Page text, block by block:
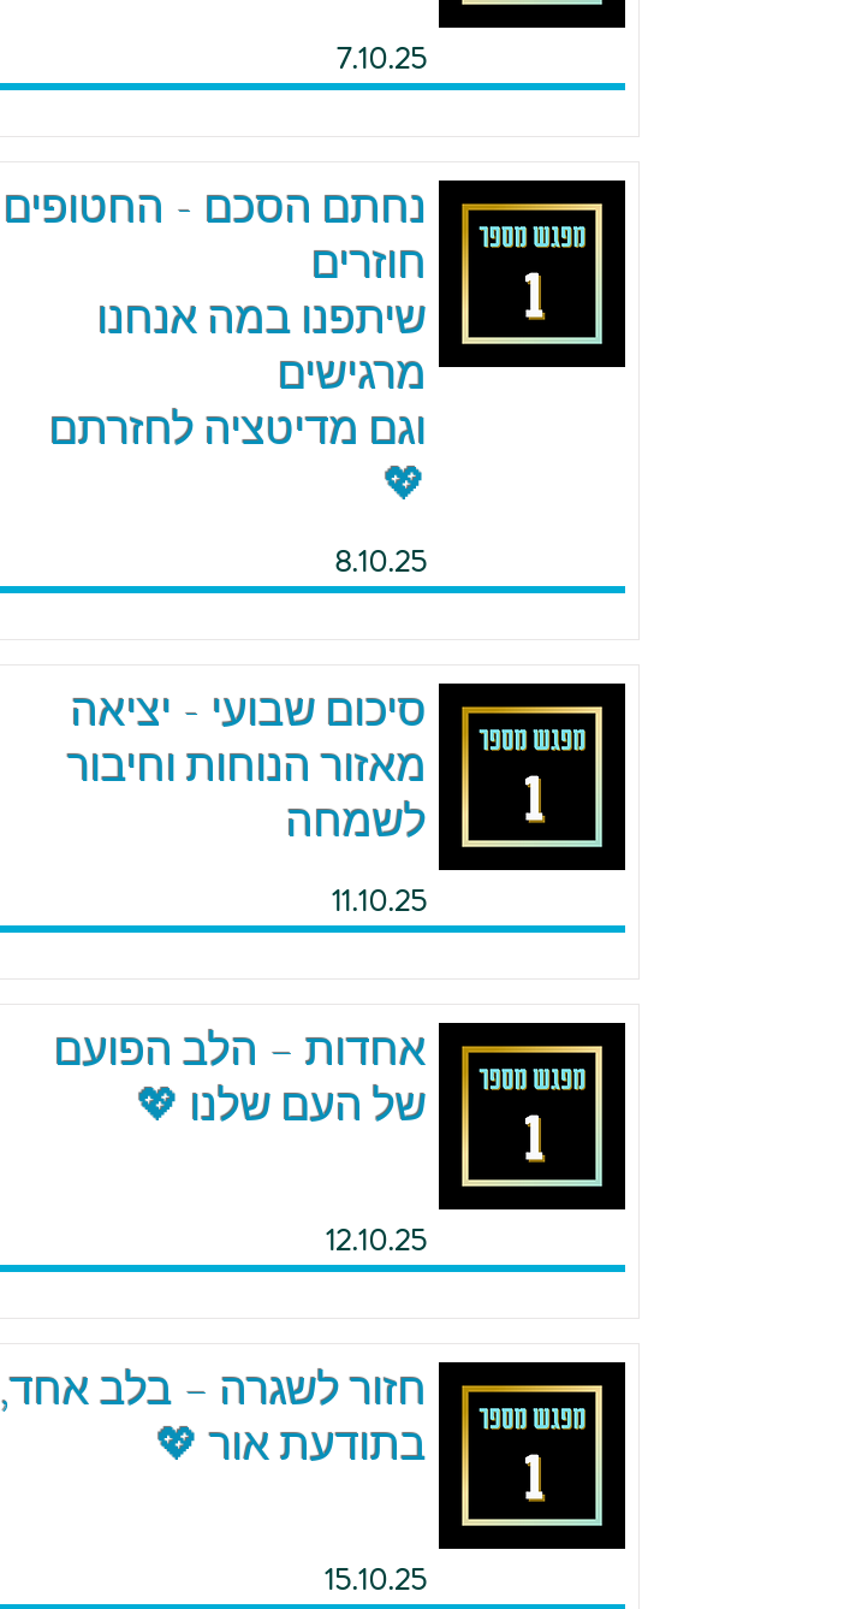
7.10.25
נחתם הסכם - החטופים
חוזרים
שיתפנו במה אנחנו
מרגישים
וגם מדיטציה לחזרתם
💖
8.10.25
סיכום שבועי - יציאה
מאזור הנוחות וחיבור
לשמחה
11.10.25
אחדות – הלב הפועם
של העם שלנו 💖
12.10.25
חזור לשגרה – בלב אחד,
בתודעת אור 💖
15.10.25